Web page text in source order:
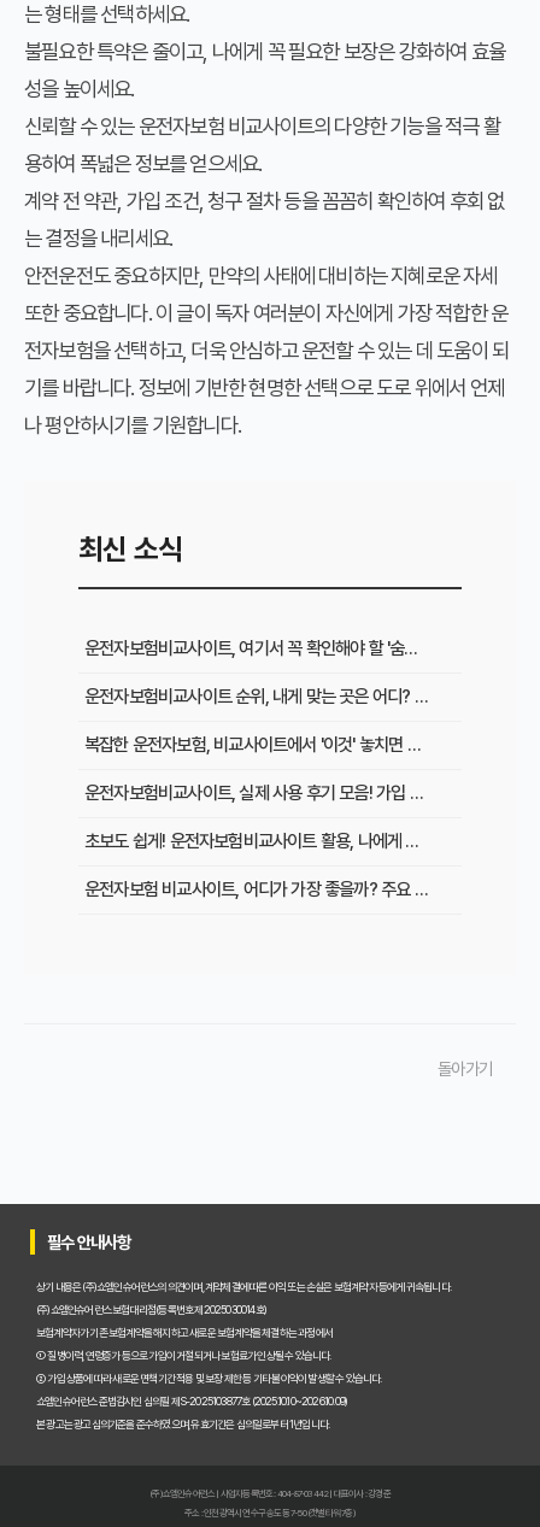
는 형태를 선택하세요.
불필요한 특약은 줄이고, 나에게 꼭 필요한 보장은 강화하여 효율
성을 높이세요.
신뢰할 수 있는 운전자보험 비교사이트의 다양한 기능을 적극 활
용하여 폭넓은 정보를 얻으세요.
계약 전 약관, 가입 조건, 청구 절차 등을 꼼꼼히 확인하여 후회 없
는 결정을 내리세요.
안전운전도 중요하지만, 만약의 사태에 대비하는 지혜로운 자세
또한 중요합니다. 이 글이 독자 여러분이 자신에게 가장 적합한 운
전자보험을 선택하고, 더욱 안심하고 운전할 수 있는 데 도움이 되
기를 바랍니다. 정보에 기반한 현명한 선택으로 도로 위에서 언제
나 평안하시기를 기원합니다.
최신 소식
운전자보험비교사이트, 여기서 꼭 확인해야 할 '숨은 꿀팁' 5가지
운전자보험비교사이트 순위, 내게 맞는 곳은 어디? 꼼꼼 비교 분석
복잡한 운전자보험, 비교사이트에서 '이것' 놓치면 손해! 해결책은?
운전자보험비교사이트, 실제 사용 후기 모음! 가입 전 필수 확인하세요
초보도 쉽게! 운전자보험비교사이트 활용, 나에게 최적의 보험 찾는 법
운전자보험 비교사이트, 어디가 가장 좋을까? 주요 플랫폼 장단점 비교
돌아가기
필수 안내사항
상기 내용은 (주)쇼엠인슈어런스의 의견이며, 계약체결에 따른 이익 또는 손실은 보험계약자 등에게 귀속됩니다.
(주)쇼엠인슈어런스 보험대리점(등록번호 제2025030014호)
보험계약자가 기존 보험계약을 해지하고 새로운 보험계약을 체결하는 과정에서
① 질병이력, 연령증가 등으로 가입이 거절되거나 보험료가 인상될 수 있습니다.
② 가입 상품에 따라 새로운 면책기간 적용 및 보장 제한 등 기타 불이익이 발생할 수 있습니다.
쇼엠인슈어런스 준법감시인 심의필 제S-2025103877호 (2025.10.10~2026.10.09)
본 광고는 광고심의기준을 준수하였으며, 유효기간은 심의일로부터 1년입니다.
(주)쇼엠인슈어런스 | 사업자등록번호 : 404-87-03442 | 대표이사 : 강경준
주소 : 인천광역시 연수구 송도동 7-50 (갯벌타워 7층)